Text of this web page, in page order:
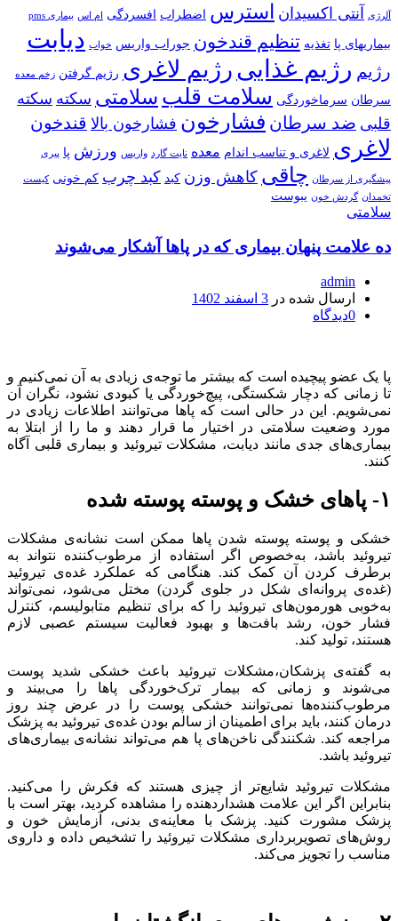
آلرژی آنتی اکسیدان استرس اضطراب افسردگی ام اس بیماری pms
بیماریهای پا تغذیه تنظیم قندخون جوراب واریس خواب دیابت
رژیم رژیم غذایی رژیم لاغری رژیم گرفتن زخم معده
سرطان سرماخوردگی سلامت قلب سلامتی سکته سکته
قلبی ضد سرطان فشارخون فشارخون بالا قندخون
لاغری لاغری و تناسب اندام معده نایت گارد واریس ورزش پا پیری
پیشگیری از سرطان چاقی کاهش وزن کبد کبد چرب کم خونی کیست
تخمدان گردش خون یبوست
سلامتی
ده علامت پنهان بیماری که در پاها آشکار می‌‌شوند
admin
ارسال شده در 3 اسفند 1402
0دیدگاه
پا یک عضو پیچیده است که بیشتر ما توجه‌ی زیادی به آن نمی‌کنیم و
تا زمانی که دچار شکستگی، پیچ‌خوردگی یا کبودی نشود، نگران آن
نمی‌شویم. این در حالی است که پاها می‌توانند اطلاعات زیادی در
مورد وضعیت سلامتی در اختیار ما قرار دهند و ما را از ابتلا به
بیماری‌های جدی مانند دیابت، مشکلات تیروئید و بیماری قلبی آگاه
کنند.
۱- پاهای خشک و پوسته پوسته شده
خشکی و پوسته پوسته شدن پاها ممکن است نشانه‌ی مشکلات
تیروئید باشد، به‌خصوص اگر استفاده از مرطوب‌کننده نتواند به
برطرف کردن آن کمک کند. هنگامی که عملکرد غده‌ی تیروئید
(غده‌ی پروانه‌ای شکل در جلوی گردن) مختل می‌شود، نمی‌تواند
به‌خوبی هورمون‌های تیروئید را که برای تنظیم متابولیسم، کنترل
فشار خون، رشد بافت‌ها و بهبود فعالیت سیستم عصبی لازم
هستند، تولید ‌کند.
به گفته‌ی پزشکان،مشکلات تیروئید باعث خشکی شدید پوست
می‌شوند و زمانی که بیمار ترک‌خوردگی پاها را می‌بیند و
مرطوب‌کننده‌ها نمی‌توانند خشکی پوست را در عرض چند روز
درمان کنند، باید برای اطمینان از سالم بودن غده‌ی تیروئید به پزشک
مراجعه کند. شکنندگی ناخن‌های پا هم می‌تواند نشانه‌ی بیماری‌های
تیروئید باشد.
مشکلات تیروئید شایع‌تر از چیزی هستند که فکرش را می‌کنید.
بنابراین اگر این علامت هشداردهنده را مشاهده کردید، بهتر است با
پزشک مشورت کنید. پزشک با معاینه‌ی بدنی، آزمایش خون و
روش‌های تصویربرداری مشکلات تیروئید را تشخیص داده و داروی
مناسب را تجویز می‌کند.